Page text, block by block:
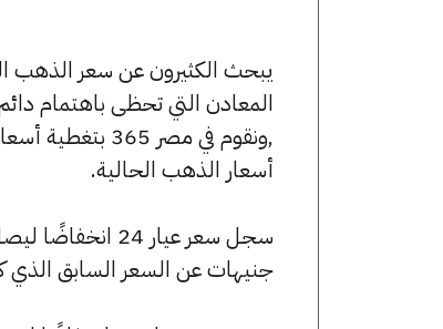
المعادن التي تحظى باهتمام
,ونقوم في مصر
أسعار الذهب الحالية.
جنيهات عن السعر السابق الذي كان 7640 جنيهًا للبيع و7570 جنيهًا